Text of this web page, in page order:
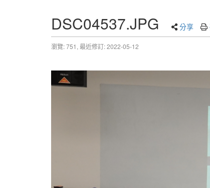
DSC04537.JPG 分享
瀏覽: 751, 最近修訂: 2022-05-12